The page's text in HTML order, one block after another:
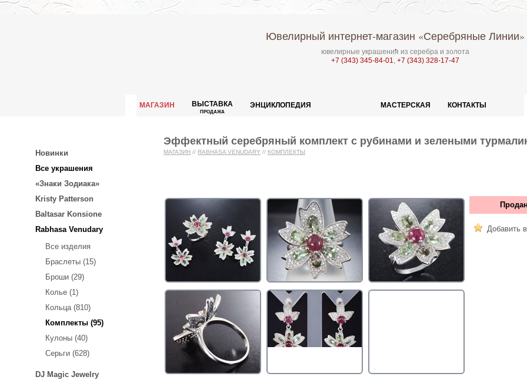
Ювелирный интернет-магазин «Серебряные Линии»
ювелирные украшения из серебра и золота
+7 (343) 345-84-01, +7 (343) 328-17-47
МАГАЗИН ВЫСТАВКА
ПРОДАЖА
ЭНЦИКЛОПЕДИЯ МАСТЕРСКАЯ КОНТАКТЫ
Новинки
Все украшения
«Знаки Зодиака»
Kristy Patterson
Baltasar Konsione
Rabhasa Venudary
Все изделия
Браслеты (15)
Броши (29)
Колье (1)
Кольца (810)
Комплекты (95)
Кулоны (40)
Серьги (628)
DJ Magic Jewelry
Эффектный серебряный комплект с рубинами и зелеными
МАГАЗИН // RABHASA VENUDARY // КОМПЛЕКТЫ
Добавить